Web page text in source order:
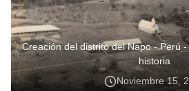
Creación del distrito del Napo - Perú
historia
Noviembre 15,